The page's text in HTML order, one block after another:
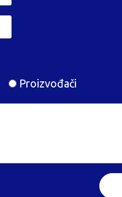
Proizvođači